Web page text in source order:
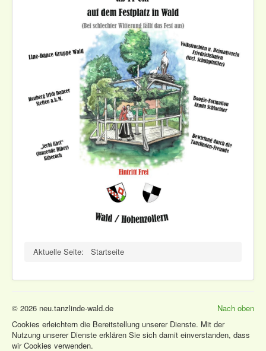
Aktuelle Seite: Startseite
Nach oben
© 2026 neu.tanzlinde-wald.de
Cookies erleichtern die Bereitstellung unserer Dienste. Mit der
Nutzung unserer Dienste erklären Sie sich damit einverstanden, dass
wir Cookies verwenden.